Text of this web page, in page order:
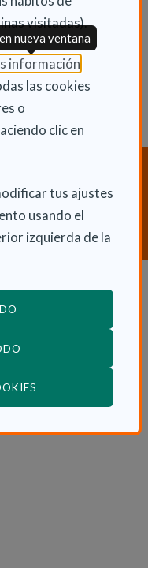
visitadas).
información
las cookies
o
clic en
tus ajustes
usando el
izquierda de la
nueva ventana